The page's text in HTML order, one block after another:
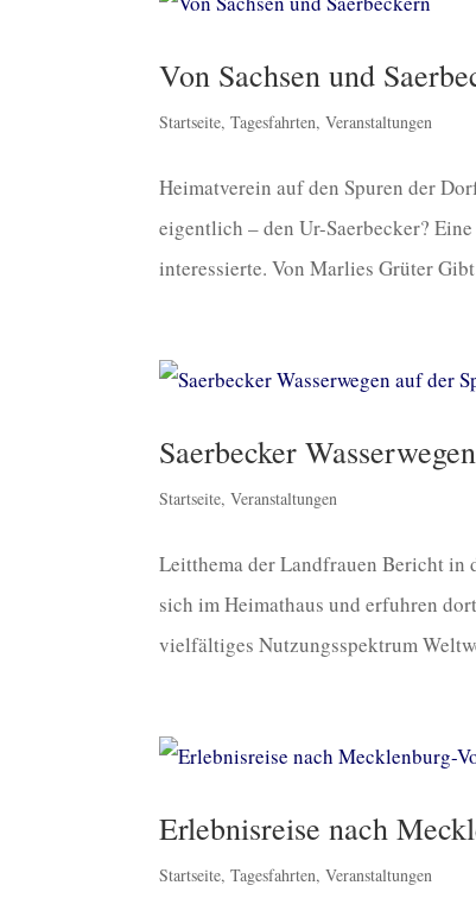
Von Sachsen und
Startseite,Tagesfahrten,Veranstaltungen
Heimatverein auf den Spuren der
eigentlich – den Ur-Saerbecker?
interessierte. Von Marlies Grüter
Saerbecker
Startseite,Veranstaltungen
Leitthema der Landfrauen Bericht in
sich im Heimathaus und erfuhren
vielfältiges Nutzungsspektrum
Erlebnisreise nach
Startseite,Tagesfahrten,Veranstaltungen